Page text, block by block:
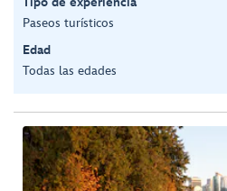
Paseos turísticos
Edad
Todas las edades